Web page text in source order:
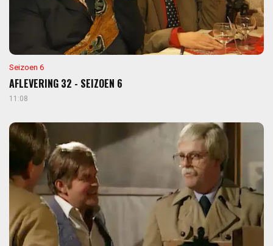
Seizoen 6
AFLEVERING 32 - SEIZOEN 6
11:08